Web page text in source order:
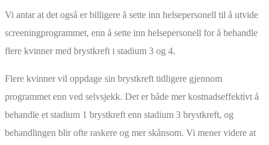
Vi antar at det også er billigere å sette inn helsepersonell til å utvide
screeningprogrammet, enn å sette inn helsepersonell for å behandle
flere kvinner med brystkreft i stadium 3 og 4.
Flere kvinner vil oppdage sin brystkreft tidligere gjennom
programmet enn ved selvsjekk. Det er både mer kostnadseffektivt å
behandle et stadium 1 brystkreft enn stadium 3 brystkreft, og
behandlingen blir ofte raskere og mer skånsom. Vi mener videre at